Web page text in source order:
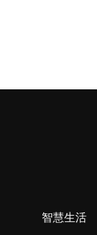
智慧生活